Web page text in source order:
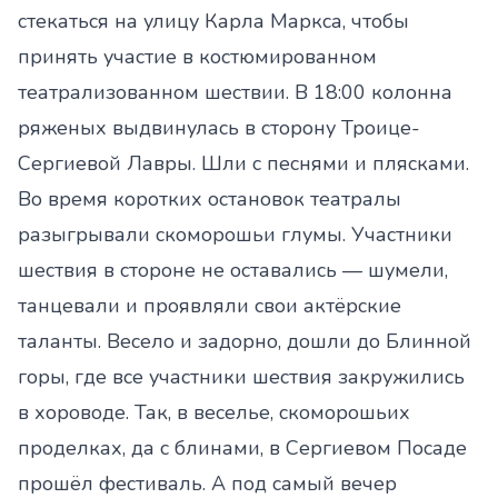
стекаться на улицу Карла Маркса, чтобы
принять участие в костюмированном
театрализованном шествии. В 18:00 колонна
ряженых выдвинулась в сторону Троице-
Сергиевой Лавры. Шли с песнями и плясками.
Во время коротких остановок театралы
разыгрывали скоморошьи глумы. Участники
шествия в стороне не оставались — шумели,
танцевали и проявляли свои актёрские
таланты. Весело и задорно, дошли до Блинной
горы, где все участники шествия закружились
в хороводе. Так, в веселье, скоморошьих
проделках, да с блинами, в Сергиевом Посаде
прошёл фестиваль. А под самый вечер